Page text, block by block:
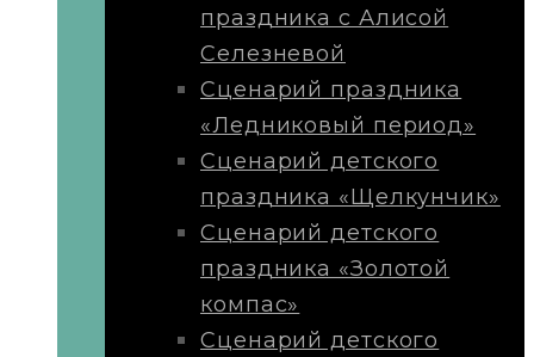
праздника с Алисой
Селезневой
Сценарий праздника
«Ледниковый период»
Сценарий детского
праздника «Щелкунчик»
Сценарий детского
праздника «Золотой
компас»
Сценарий детского